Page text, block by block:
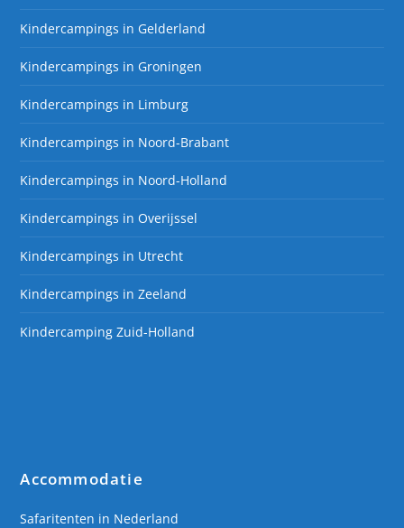
Kindercampings in Gelderland
Kindercampings in Groningen
Kindercampings in Limburg
Kindercampings in Noord-Brabant
Kindercampings in Noord-Holland
Kindercampings in Overijssel
Kindercampings in Utrecht
Kindercampings in Zeeland
Kindercamping Zuid-Holland
Accommodatie
Safaritenten in Nederland